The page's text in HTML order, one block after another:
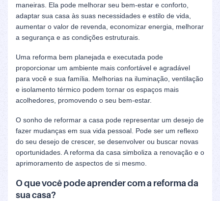
maneiras. Ela pode melhorar seu bem-estar e conforto,
adaptar sua casa às suas necessidades e estilo de vida,
aumentar o valor de revenda, economizar energia, melhorar
a segurança e as condições estruturais.
Uma reforma bem planejada e executada pode
proporcionar um ambiente mais confortável e agradável
para você e sua família. Melhorias na iluminação, ventilação
e isolamento térmico podem tornar os espaços mais
acolhedores, promovendo o seu bem-estar.
O sonho de reformar a casa pode representar um desejo de
fazer mudanças em sua vida pessoal. Pode ser um reflexo
do seu desejo de crescer, se desenvolver ou buscar novas
oportunidades. A reforma da casa simboliza a renovação e o
aprimoramento de aspectos de si mesmo.
O que você pode aprender com a reforma da
sua casa?